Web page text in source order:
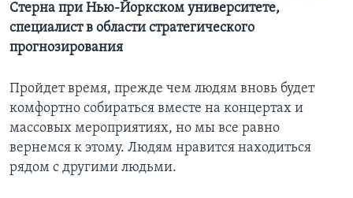
Стерна при Нью-Йоркском университете,
специалист в области стратегического
прогнозирования
Пройдет время, прежде чем людям вновь будет
комфортно собираться вместе на концертах и
массовых мероприятиях, но мы все равно
вернемся к этому. Людям нравится находиться
рядом с другими людьми.